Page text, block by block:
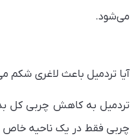
می‌شود.
آیا تردمیل باعث لاغری شکم
تردمیل به کاهش چربی کل
چربی فقط در یک ناحیه خاص